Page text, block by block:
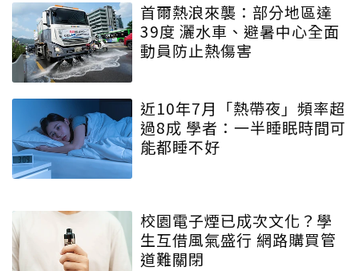
首爾熱浪來襲：部分地區達
39度 灑水車、避暑中心全面
動員防止熱傷害
近10年7月「熱帶夜」頻率超
過8成 學者：一半睡眠時間可
能都睡不好
校園電子煙已成次文化？學
生互借風氣盛行 網路購買管
道難關閉